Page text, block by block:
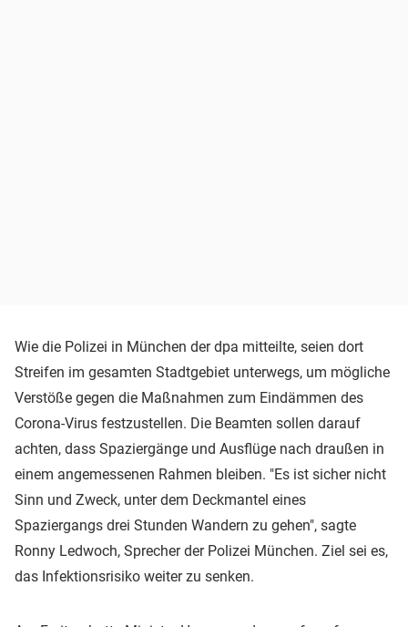
Wie die Polizei in München der dpa mitteilte, seien dort
Streifen im gesamten Stadtgebiet unterwegs, um mögliche
Verstöße gegen die Maßnahmen zum Eindämmen des
Corona-Virus festzustellen. Die Beamten sollen darauf
achten, dass Spaziergänge und Ausflüge nach draußen in
einem angemessenen Rahmen bleiben. "Es ist sicher nicht
Sinn und Zweck, unter dem Deckmantel eines
Spaziergangs drei Stunden Wandern zu gehen", sagte
Ronny Ledwoch, Sprecher der Polizei München. Ziel sei es,
das Infektionsrisiko weiter zu senken.